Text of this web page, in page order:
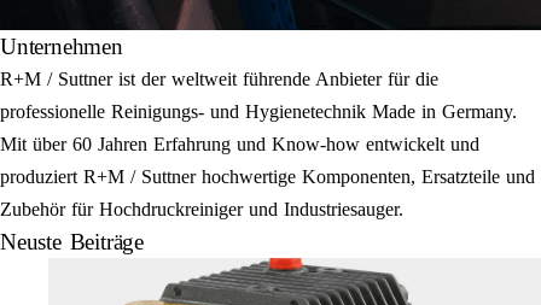
Unternehmen
R+M / Suttner ist der weltweit führende Anbieter für die
professionelle Reinigungs- und Hygienetechnik Made in Germany.
Mit über 60 Jahren Erfahrung und Know-how entwickelt und
produziert R+M / Suttner hochwertige Komponenten, Ersatzteile und
Zubehör für Hochdruckreiniger und Industriesauger.
Neuste Beiträge